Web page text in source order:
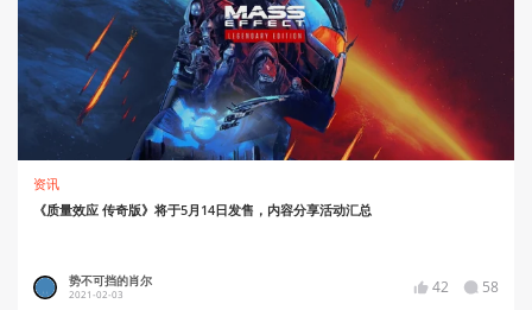
资讯
《质量效应 传奇版》将于5月14日发售，内容分享活动汇总
势不可挡的肖尔
2021-02-03 42 58